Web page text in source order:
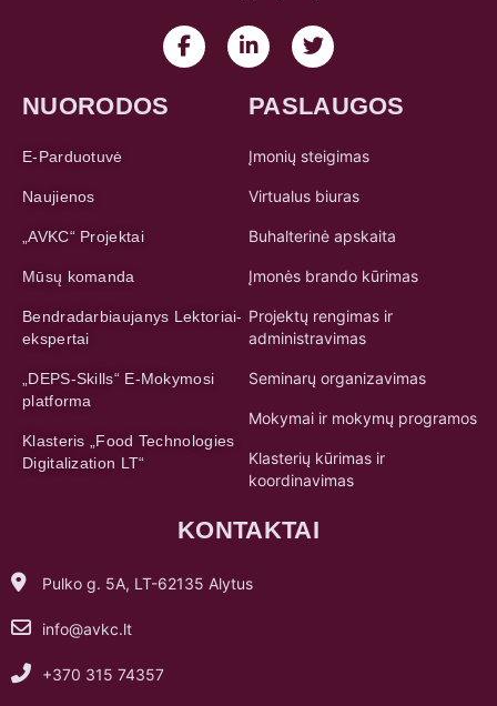
NUORODOS
E-Parduotuvė
Naujienos
„AVKC“ Projektai
Mūsų komanda
Bendradarbiaujanys Lektoriai-
ekspertai
„DEPS-Skills“ E-Mokymosi
platforma
Klasteris „Food Technologies
Digitalization LT“
PASLAUGOS
Įmonių steigimas
Virtualus biuras
Buhalterinė apskaita
Įmonės brando kūrimas
Projektų rengimas ir
administravimas
Seminarų organizavimas
Mokymai ir mokymų programos
Klasterių kūrimas ir
koordinavimas
KONTAKTAI
Pulko g. 5A, LT-62135 Alytus
info@avkc.lt
+370 315 74357